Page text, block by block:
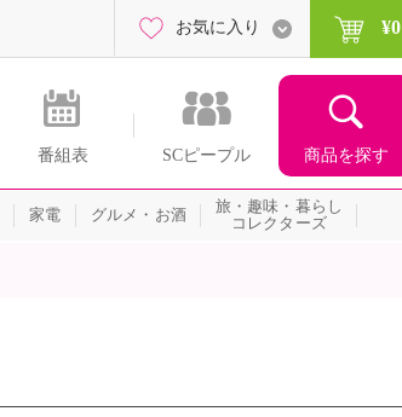
番組表 SCピープル 商品を探す
お気に入り ¥0
家電 グルメ・お酒
旅・趣味・暮らし
コレクターズ